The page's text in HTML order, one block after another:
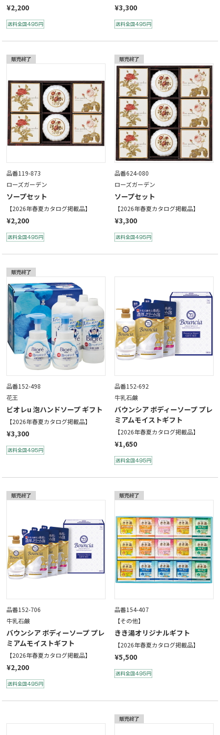
¥2,200 ¥3,300
品番119-873
ローズガーデン
ソープセット
【2026年春夏カタログ掲載品】
¥2,200
品番624-080
ローズガーデン
ソープセット
【2026年春夏カタログ掲載品】
¥3,300
品番152-498
花王
ビオレu 泡ハンドソープ ギフト
【2026年春夏カタログ掲載品】
¥3,300
品番152-692
牛乳石鹸
バウンシア ボディーソープ プレ
ミアムモイストギフト
【2026年春夏カタログ掲載品】
¥1,650
品番152-706
牛乳石鹸
バウンシア ボディーソープ プレ
ミアムモイストギフト
【2026年春夏カタログ掲載品】
¥2,200
品番154-407
【その他】
きき湯オリジナルギフト
【2026年春夏カタログ掲載品】
¥5,500